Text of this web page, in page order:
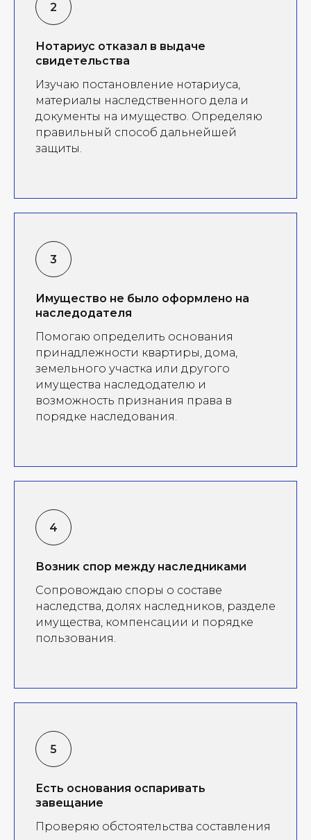
Нотариус отказал в выдаче
свидетельства
Изучаю постановление нотариуса,
материалы наследственного дела и
документы на имущество. Определяю
правильный способ дальнейшей
защиты.
Имущество не было оформлено на
наследодателя
Помогаю определить основания
принадлежности квартиры, дома,
земельного участка или другого
имущества наследодателю и
возможность признания права в
порядке наследования.
Возник спор между наследниками
Сопровождаю споры о составе
наследства, долях наследников, разделе
имущества, компенсации и порядке
пользования.
Есть основания оспаривать
завещание
Проверяю обстоятельства составления